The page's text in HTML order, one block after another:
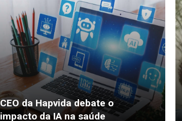
CEO da Hapvida debate o
impacto da IA na saúde